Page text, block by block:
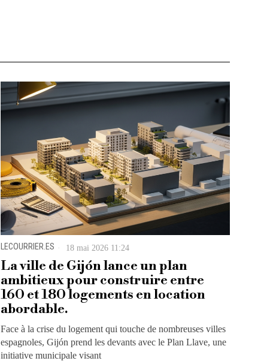
LECOURRIER.ES 18 mai 2026 11:24
La ville de Gijón lance un plan
ambitieux pour construire entre
160 et 180 logements en location
abordable.
Face à la crise du logement qui touche de nombreuses villes
espagnoles, Gijón prend les devants avec le Plan Llave, une
initiative municipale visant